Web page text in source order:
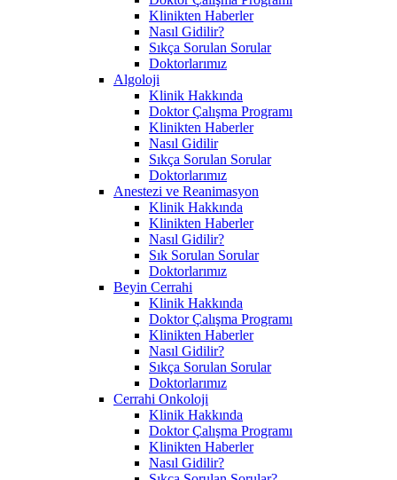
Klinikten Haberler
Nasıl Gidilir?
Sıkça Sorulan Sorular
Doktorlarımız
Algoloji
Klinik Hakkında
Doktor Çalışma Programı
Klinikten Haberler
Nasıl Gidilir
Sıkça Sorulan Sorular
Doktorlarımız
Anestezi ve Reanimasyon
Klinik Hakkında
Klinikten Haberler
Nasıl Gidilir?
Sık Sorulan Sorular
Doktorlarımız
Beyin Cerrahi
Klinik Hakkında
Doktor Çalışma Programı
Klinikten Haberler
Nasıl Gidilir?
Sıkça Sorulan Sorular
Doktorlarımız
Cerrahi Onkoloji
Klinik Hakkında
Doktor Çalışma Programı
Klinikten Haberler
Nasıl Gidilir?